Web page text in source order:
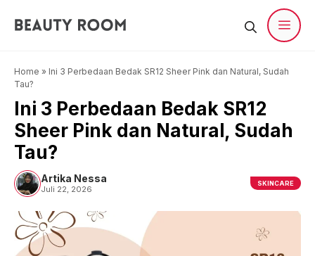
Home » Ini 3 Perbedaan Bedak SR12 Sheer Pink dan Natural, Sudah
Tau?
Ini 3 Perbedaan Bedak SR12
Sheer Pink dan Natural, Sudah
Tau?
Artika Nessa
Juli 22, 2026
SKINCARE